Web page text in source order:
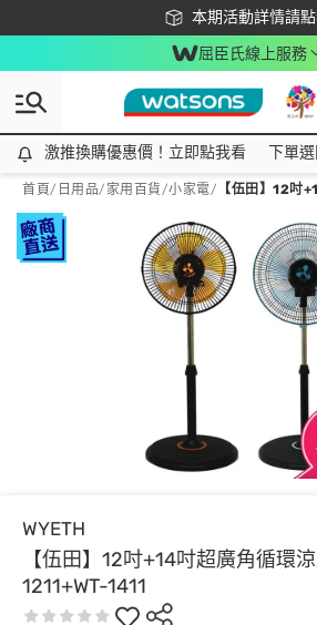
本期活動詳情請
下載app最高回饋
屈臣氏線上服務
激推換購優惠價！立即點我看
激推換購優惠價！立即點我看 下單
首頁/ 日用品/ 家用百貨/小家電/ 【伍田】12吋
WYETH
【伍田】12吋+14吋超廣角循環
1211+WT-1411